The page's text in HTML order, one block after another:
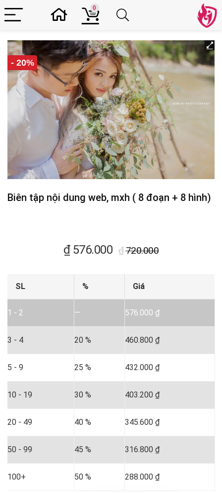
0
- 20%
Biên tập nội dung web, mxh ( 8 đoạn + 8 hình)
720.000
₫
576.000
₫
SL % Giá
1 - 2 — 576.000 ₫
3 - 4 20 % 460.800 ₫
5 - 9 25 % 432.000 ₫
10 - 19 30 % 403.200 ₫
20 - 49 40 % 345.600 ₫
50 - 99 45 % 316.800 ₫
100+ 50 % 288.000 ₫